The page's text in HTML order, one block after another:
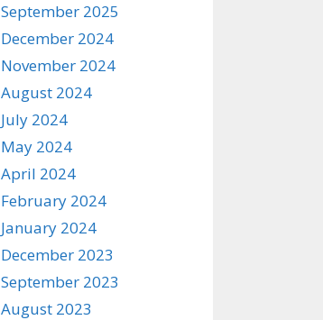
September 2025
December 2024
November 2024
August 2024
July 2024
May 2024
April 2024
February 2024
January 2024
December 2023
September 2023
August 2023